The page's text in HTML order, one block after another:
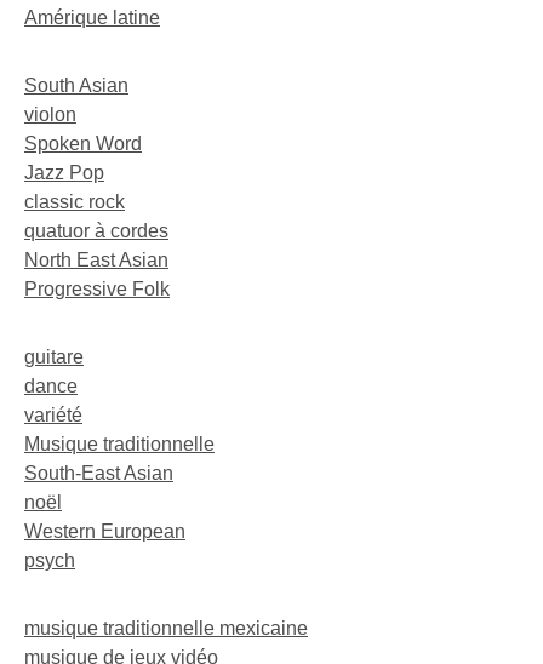
Amérique latine
South Asian
violon
Spoken Word
Jazz Pop
classic rock
quatuor à cordes
North East Asian
Progressive Folk
guitare
dance
variété
Musique traditionnelle
South-East Asian
noël
Western European
psych
musique traditionnelle mexicaine
musique de jeux vidéo